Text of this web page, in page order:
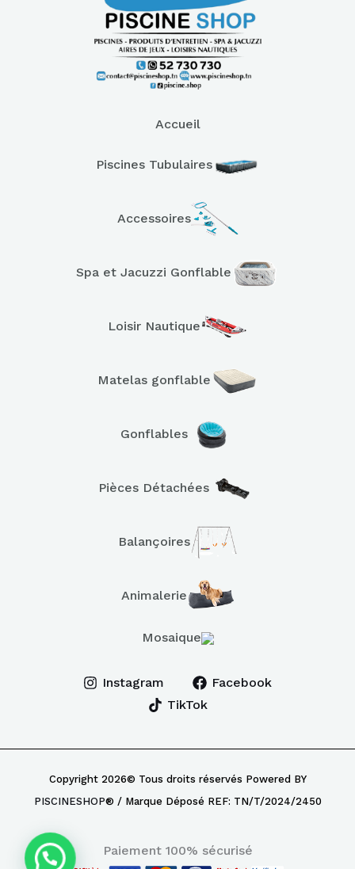
Accueil
Piscines Tubulaires
Accessoires
Spa et Jacuzzi Gonflable
Loisir Nautique
Matelas gonflable
Gonflables
Pièces Détachées
Balançoires
Animalerie
Mosaique
Instagram
Facebook
TikTok
Copyright 2026© Tous droits réservés Powered BY
PISCINESHOP® / Marque Déposé REF: TN/T/2024/2450
Paiement 100% sécurisé